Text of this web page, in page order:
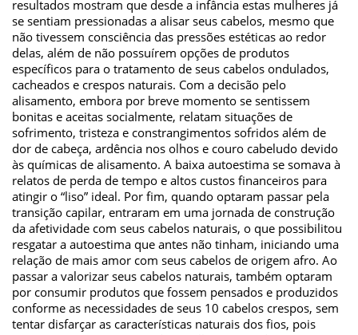
resultados mostram que desde a infância estas mulheres já
se sentiam pressionadas a alisar seus cabelos, mesmo que
não tivessem consciência das pressões estéticas ao redor
delas, além de não possuírem opções de produtos
específicos para o tratamento de seus cabelos ondulados,
cacheados e crespos naturais. Com a decisão pelo
alisamento, embora por breve momento se sentissem
bonitas e aceitas socialmente, relatam situações de
sofrimento, tristeza e constrangimentos sofridos além de
dor de cabeça, ardência nos olhos e couro cabeludo devido
às químicas de alisamento. A baixa autoestima se somava à
relatos de perda de tempo e altos custos financeiros para
atingir o “liso” ideal. Por fim, quando optaram passar pela
transição capilar, entraram em uma jornada de construção
da afetividade com seus cabelos naturais, o que possibilitou
resgatar a autoestima que antes não tinham, iniciando uma
relação de mais amor com seus cabelos de origem afro. Ao
passar a valorizar seus cabelos naturais, também optaram
por consumir produtos que fossem pensados e produzidos
conforme as necessidades de seus 10 cabelos crespos, sem
tentar disfarçar as características naturais dos fios, pois